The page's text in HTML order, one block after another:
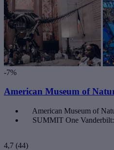
-7%
American Museum of
American Museum of
SUMMIT One
4,7 (44)